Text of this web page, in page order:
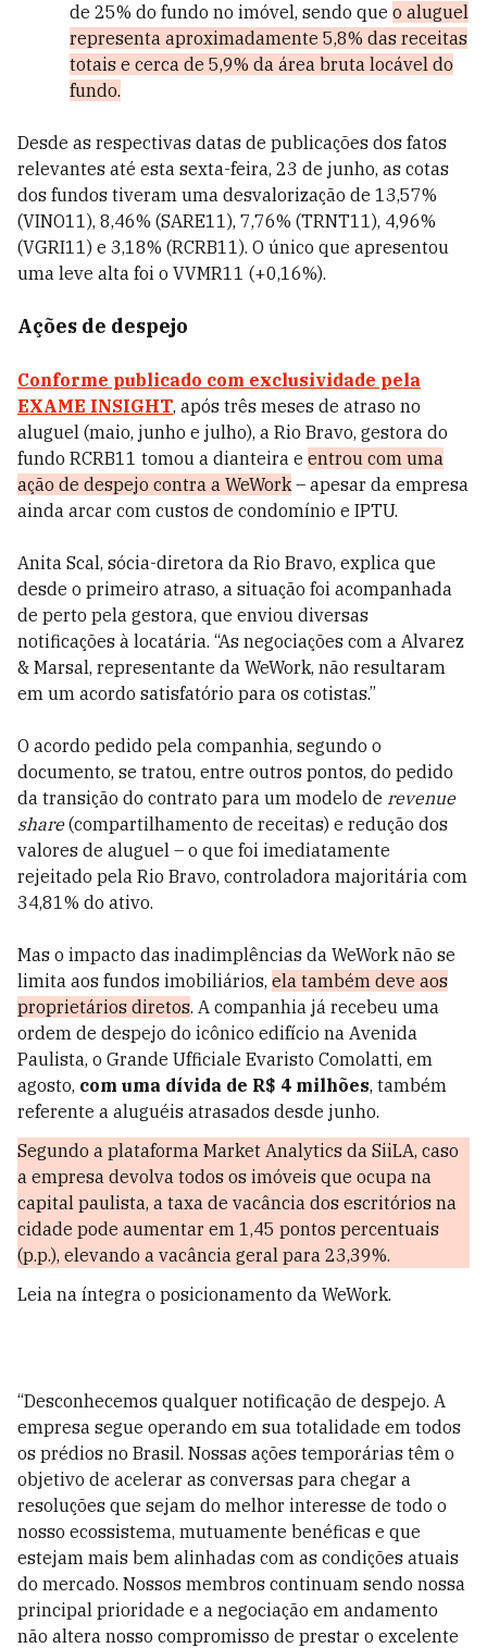
de 25% do fundo no imóvel, sendo que o aluguel
representa aproximadamente 5,8% das receitas
totais e cerca de 5,9% da área bruta locável do
fundo.
Desde as respectivas datas de publicações dos fatos
relevantes até esta sexta-feira, 23 de junho, as cotas
dos fundos tiveram uma desvalorização de 13,57%
(VINO11), 8,46% (SARE11), 7,76% (TRNT11), 4,96%
(VGRI11) e 3,18% (RCRB11). O único que apresentou
uma leve alta foi o VVMR11 (+0,16%).
Ações de despejo
Conforme publicado com exclusividade pela
EXAME INSIGHT, após três meses de atraso no
aluguel (maio, junho e julho), a Rio Bravo, gestora do
fundo RCRB11 tomou a dianteira e entrou com uma
ação de despejo contra a WeWork– apesar da empresa
ainda arcar com custos de condomínio e IPTU.
Anita Scal, sócia-diretora da Rio Bravo, explica que
desde o primeiro atraso, a situação foi acompanhada
de perto pela gestora, que enviou diversas
notificações à locatária. “As negociações com a Alvarez
& Marsal, representante da WeWork, não resultaram
em um acordo satisfatório para os cotistas.”
O acordo pedido pela companhia, segundo o
documento, se tratou, entre outros pontos, do pedido
da transição do contrato para um modelo de revenue
share(compartilhamento de receitas) e redução dos
valores de aluguel – o que foi imediatamente
rejeitado pela Rio Bravo, controladora majoritária com
34,81% do ativo.
Mas o impacto das inadimplências da WeWork não se
limita aos fundos imobiliários, ela também deve aos
proprietários diretos. A companhia já recebeu uma
ordem de despejo do icônico edifício na Avenida
Paulista, o Grande Ufficiale Evaristo Comolatti, em
agosto, com uma dívida de R$ 4 milhões, também
referente a aluguéis atrasados desde junho.
Segundo a plataforma Market Analytics da SiiLA, caso
a empresa devolva todos os imóveis que ocupa na
capital paulista, a taxa de vacância dos escritórios na
cidade pode aumentar em 1,45 pontos percentuais
(p.p.), elevando a vacância geral para 23,39%.
Leia na íntegra o posicionamento da WeWork.
“Desconhecemos qualquer notificação de despejo. A
empresa segue operando em sua totalidade em todos
os prédios no Brasil. Nossas ações temporárias têm o
objetivo de acelerar as conversas para chegar a
resoluções que sejam do melhor interesse de todo o
nosso ecossistema, mutuamente benéficas e que
estejam mais bem alinhadas com as condições atuais
do mercado. Nossos membros continuam sendo nossa
principal prioridade e a negociação em andamento
não altera nosso compromisso de prestar o excelente